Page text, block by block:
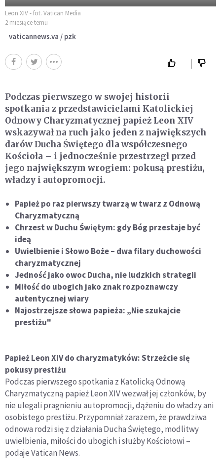
Leon XIV - fot. Vatican Media
2 miesiące temu
vaticannews.va / pzk
Podczas pierwszego w swojej historii
spotkania z przedstawicielami Katolickiej
Odnowy Charyzmatycznej papież Leon XIV
wskazywał na ruch jako jeden z największych
darów Ducha Świętego dla współczesnego
Kościoła – i jednocześnie przestrzegł przed
jego największym wrogiem: pokusą prestiżu,
władzy i autopromocji.
Papież po raz pierwszy twarzą w twarz z Odnową
Charyzmatyczną
Chrzest w Duchu Świętym: gdy Bóg przestaje być
ideą
Uwielbienie i Słowo Boże – dwa filary duchowości
charyzmatycznej
Jedność jako owoc Ducha, nie ludzkich strategii
Miłość do ubogich jako znak rozpoznawczy
autentycznej wiary
Najostrzejsze słowa papieża: „Nie szukajcie
prestiżu"
Papież Leon XIV do charyzmatyków: Strzeżcie się
pokusy prestiżu
Podczas pierwszego spotkania z Katolicką Odnową
Charyzmatyczną papież Leon XIV wezwał jej członków, by
nie ulegali pragnieniu autopromocji, dążeniu do władzy ani
osobistego prestiżu. Przypomniał zarazem, że prawdziwa
odnowa rodzi się z działania Ducha Świętego, modlitwy
uwielbienia, miłości do ubogich i służby Kościołowi –
podaje Vatican News.